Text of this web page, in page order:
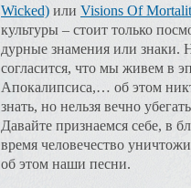
Wicked) или Visions Of
культуры – стоит только
дурные знамения или знаки.
согласится, что мы живем в
Апокалипсиса,… об этом
знать, но нельзя вечно
Давайте признаемся себе, в
время человечество
об этом наши песни.